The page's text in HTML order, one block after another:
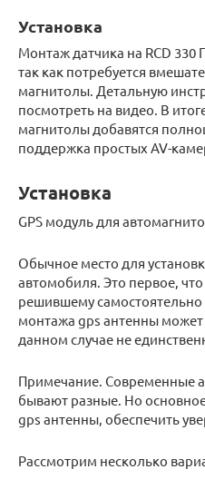
Установка
Монтаж датчика на RCD 330
так как потребуется
магнитолы. Детальную
посмотреть на видео. В
магнитолы добавятся
поддержка простых AV-
Установка
GPS модуль для
Обычное место для
автомобиля. Это первое,
решившему самостоятельно
монтажа gps антенны
данном случае не
Примечание. Современные
бывают разные. Но
gps антенны, обеспечить
Рассмотрим несколько